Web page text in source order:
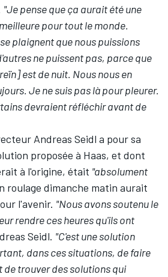
"Je pense que ça aurait été une
pour tout le monde.
plaignent que nous puissions
ne puissent pas, parce que
est de nuit. Nous nous en
Je ne suis pas là pour pleurer.
devraient réfléchir avant de
Andreas Seidl a pour sa
proposée à Haas, et dont
à l'origine, était "absolument
roulage dimanche matin aurait
l'avenir. "Nous avons soutenu le
rendre ces heures qu'ils ont
Seidl. "C'est une solution
dans ces situations, de faire
de trouver des solutions qui